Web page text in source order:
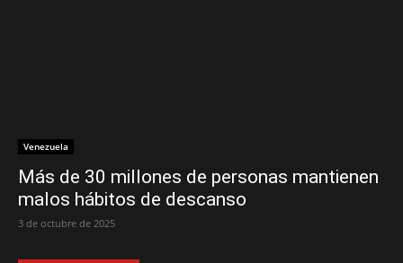
Venezuela
Más de 30 millones de personas mantienen
malos hábitos de descanso
3 de octubre de 2025